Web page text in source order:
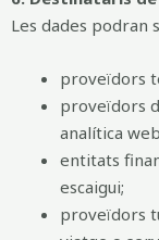
Les dades podran
proveïdors
proveïdors
analítica
entitats
escaigui;
proveïdors